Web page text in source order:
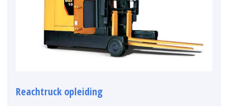
Reachtruck opleiding